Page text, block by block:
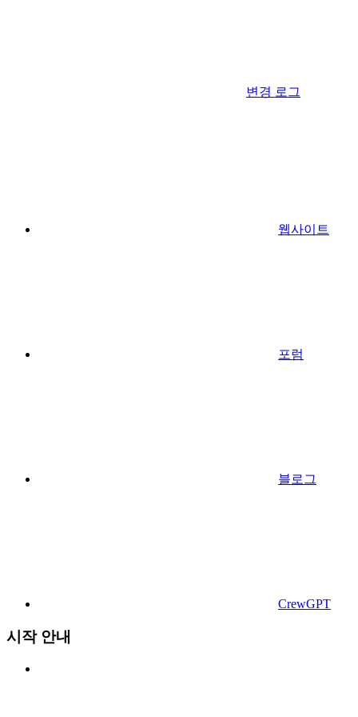
변경 로그
웹사이트
포럼
블로그
CrewGPT
시작 안내